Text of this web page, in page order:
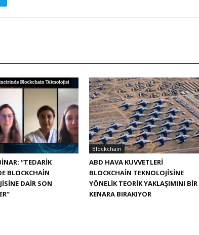
“TEDARIK
BLOCKCHAIN
DAIR SON
Blockchain
ABD HAVA KUVVETLERI
BLOCKCHAIN TEKNOLOJISINE
YÖNELIK TEORIK YAKLAŞIMINI BIR
KENARA BIRAKIYOR